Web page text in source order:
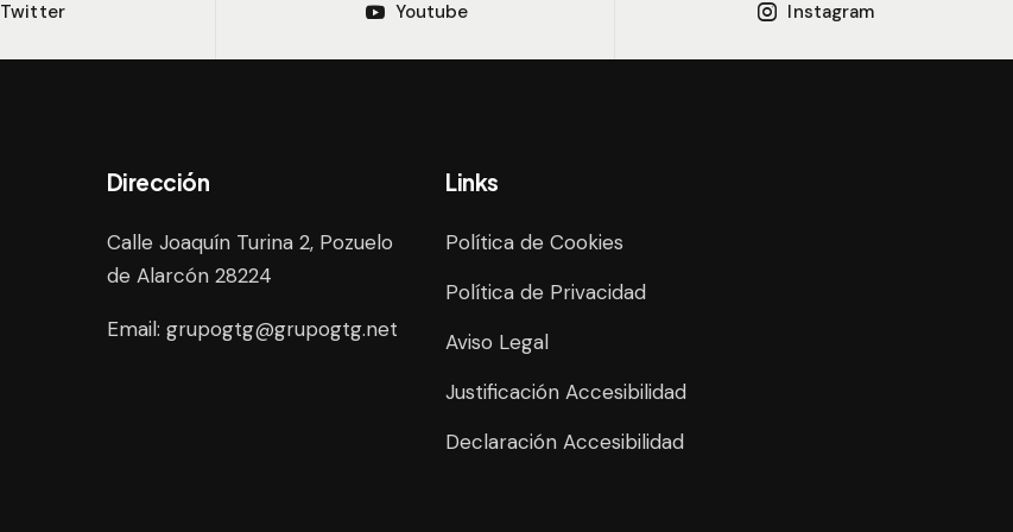
Twitter Youtube Instagram
Dirección
Calle Joaquín Turina 2, Pozuelo
de Alarcón 28224
Email: grupogtg@grupogtg.net
Links
Política de Cookies
Política de Privacidad
Aviso Legal
Justificación Accesibilidad
Declaración Accesibilidad